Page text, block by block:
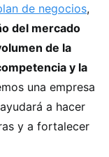
de negocios,
del mercado
de la
y la
una empresa
a hacer
y a fortalecer